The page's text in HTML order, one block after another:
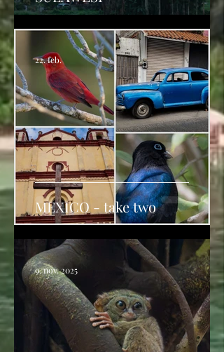
MEXICO - take two
22. feb.
9. nov. 2025